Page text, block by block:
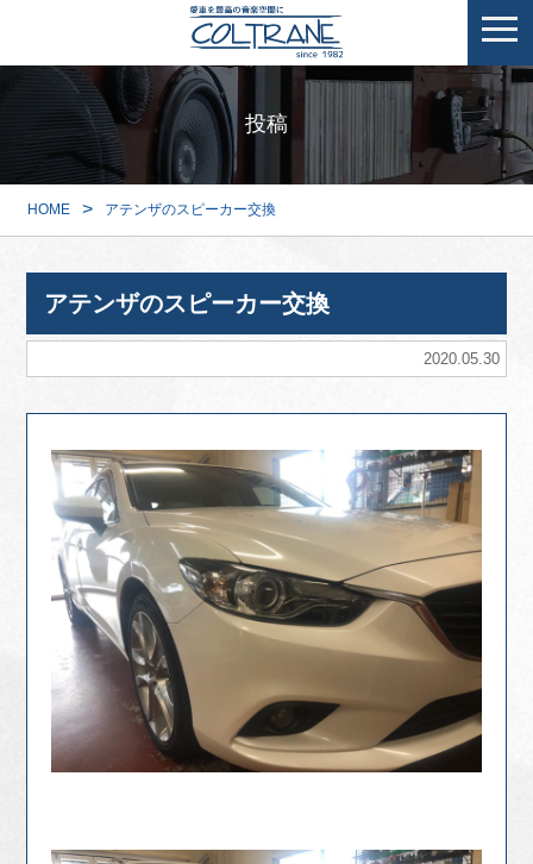
投稿
HOME > アテンザのスピーカー交換
アテンザのスピーカー交換
2020.05.30